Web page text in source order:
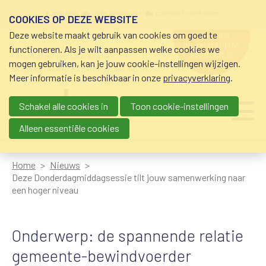
schuldhulp • sociaal krediet •
budgetbeheer • beschermingsbewind
hulp nodig
bij geldzorgen?
0800-8115.nl
Main navigation
Home
Nieuws
Deze Donderdagmiddagsessie tilt jouw samenwerking naar
een hoger niveau
Onderwerp: de spannende relatie
gemeente-bewindvoerder
COOKIES OP DEZE WEBSITE
Deze website maakt gebruik van cookies om goed te
functioneren. Als je wilt aanpassen welke cookies we
mogen gebruiken, kan je jouw cookie-instellingen wijzigen.
Meer informatie is beschikbaar in onze privacyverklaring.
Schakel alle cookies in
Toon cookie-instellingen
Alleen essentiële cookies